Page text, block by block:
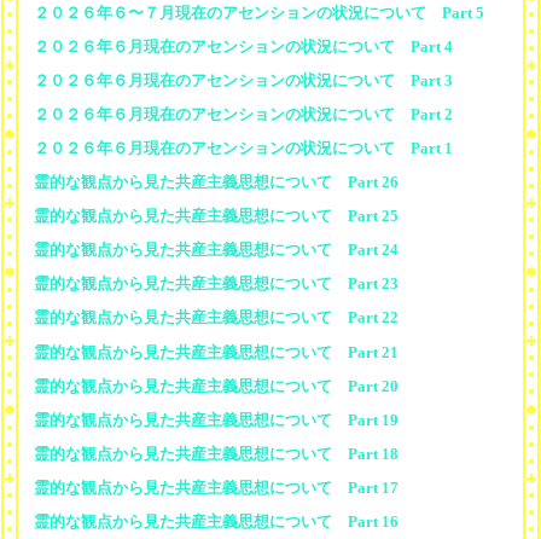
２０２６年６〜７月現在のアセンションの状況について Part 5
２０２６年６月現在のアセンションの状況について Part 4
２０２６年６月現在のアセンションの状況について Part 3
２０２６年６月現在のアセンションの状況について Part 2
２０２６年６月現在のアセンションの状況について Part 1
霊的な観点から見た共産主義思想について Part 26
霊的な観点から見た共産主義思想について Part 25
霊的な観点から見た共産主義思想について Part 24
霊的な観点から見た共産主義思想について Part 23
霊的な観点から見た共産主義思想について Part 22
霊的な観点から見た共産主義思想について Part 21
霊的な観点から見た共産主義思想について Part 20
霊的な観点から見た共産主義思想について Part 19
霊的な観点から見た共産主義思想について Part 18
霊的な観点から見た共産主義思想について Part 17
霊的な観点から見た共産主義思想について Part 16